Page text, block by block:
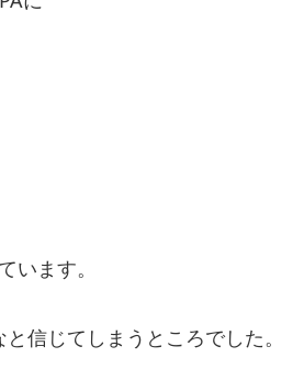
います。
信じてしまうところでした。